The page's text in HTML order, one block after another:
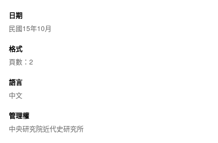
日期
民國15年10月
格式
頁數：2
語言
中文
管理權
中央研究院近代史研究所